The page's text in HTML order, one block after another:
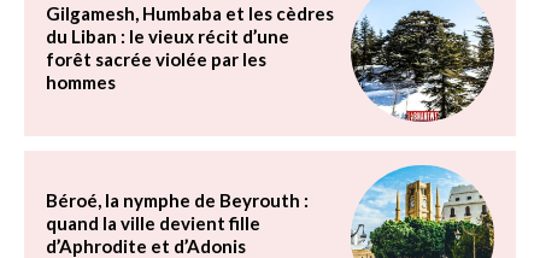
Gilgamesh, Humbaba et les cèdres
du Liban : le vieux récit d’une
forêt sacrée violée par les
hommes
Béroé, la nymphe de Beyrouth :
quand la ville devient fille
d’Aphrodite et d’Adonis